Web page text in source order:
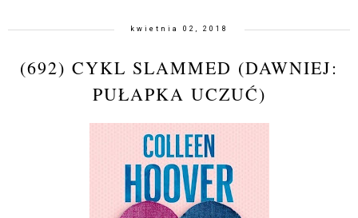
kwietnia 02, 2018
(692) CYKL SLAMMED (DAWNIEJ:
PUŁAPKA UCZUĆ)